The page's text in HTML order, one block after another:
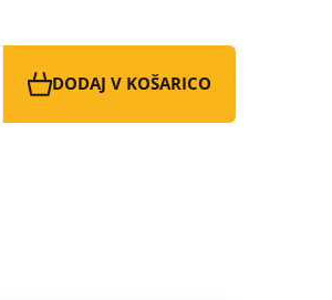
DODAJ V KOŠARICO